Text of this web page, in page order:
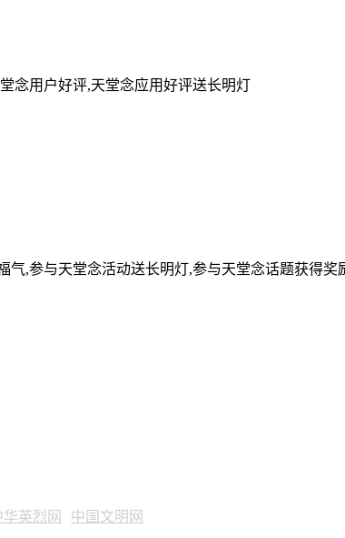
念用户好评,天堂念应用好评送长明灯
气,参与天堂念活动送长明灯,参与天堂念话题获得奖
华英烈网
中国文明网